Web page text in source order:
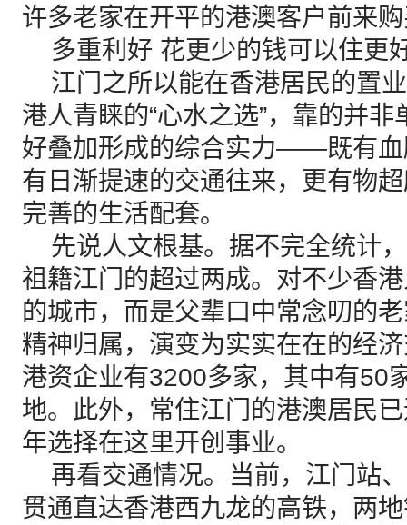
许多老家在开平的港澳客户前来
多重利好 花更少的钱可以住更
江门之所以能在香港居民的置
港人青睐的“心水之选”，靠的并
好叠加形成的综合实力——既有血
有日渐提速的交通往来，更有物
完善的生活配套。
先说人文根基。据不完全统计
祖籍江门的超过两成。对不少香
的城市，而是父辈口中常念叨的
精神归属，演变为实实在在的经
港资企业有3200多家，其中有50
地。此外，常住江门的港澳居民
年选择在这里开创事业。
再看交通情况。当前，江门站
贯通直达香港西九龙的高铁，两